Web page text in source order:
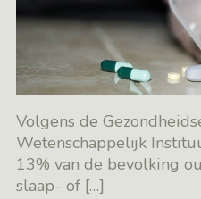
Volgens de
Wetenschappelijk
13% van de bevolking
slaap- of […]